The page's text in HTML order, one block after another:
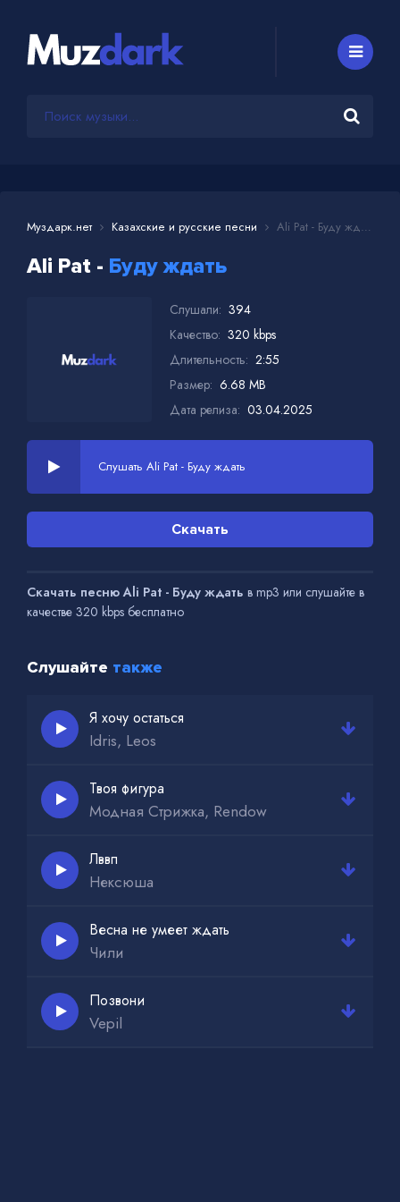
Муздарк.нет Казахские и русские песни Ali Pat - Буду ждать
Ali Pat - Буду ждать
Слушали: 394
Качество: 320 kbps
Длительность: 2:55
Размер: 6.68 MB
Дата релиза: 03.04.2025
Слушать Ali Pat - Буду ждать
Скачать
Скачать песню Ali Pat - Буду ждать в mp3 или слушайте в
качестве 320 kbps бесплатно
Слушайте также
Я хочу остаться
Idris, Leos
Твоя фигура
Модная Стрижка, Rendow
Лввп
Нексюша
Весна не умеет ждать
Чили
Позвони
Vepil